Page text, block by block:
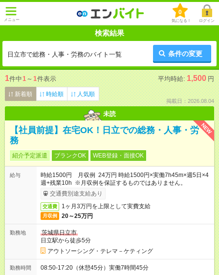
メニュー
0
気になる！ ログイン
検索結果
日立市で総務・人事・労務のバイト一覧 条件の変更
1件中1 ～ 1件表示 平均時給: 1,500 円
新着順 時給順 人気順
掲載日：2026.08.04
未読
NEW
【社員前提】在宅OK！日立での総務・人事・労
務
紹介予定派遣 ブランクOK WEB登録・面接OK
給与
時給1500円 月収例 24万円 時給1500円×実働7h45m×週5日×4
週+残業10h ※月収例を保証するものではありません。
交通費別途支給あり
交通費 1ヶ月3万円を上限として実費支給
月収例 20～25万円
勤務地
茨城県日立市
日立駅から徒歩5分
アウトソーシング・テレマ－ケティング
勤務時間 08:50-17:20（休憩45分）実働7時間45分